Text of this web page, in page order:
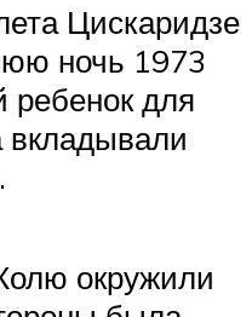
Цискаридзе
ночь 1973
ребенок для
вкладывали
окружили